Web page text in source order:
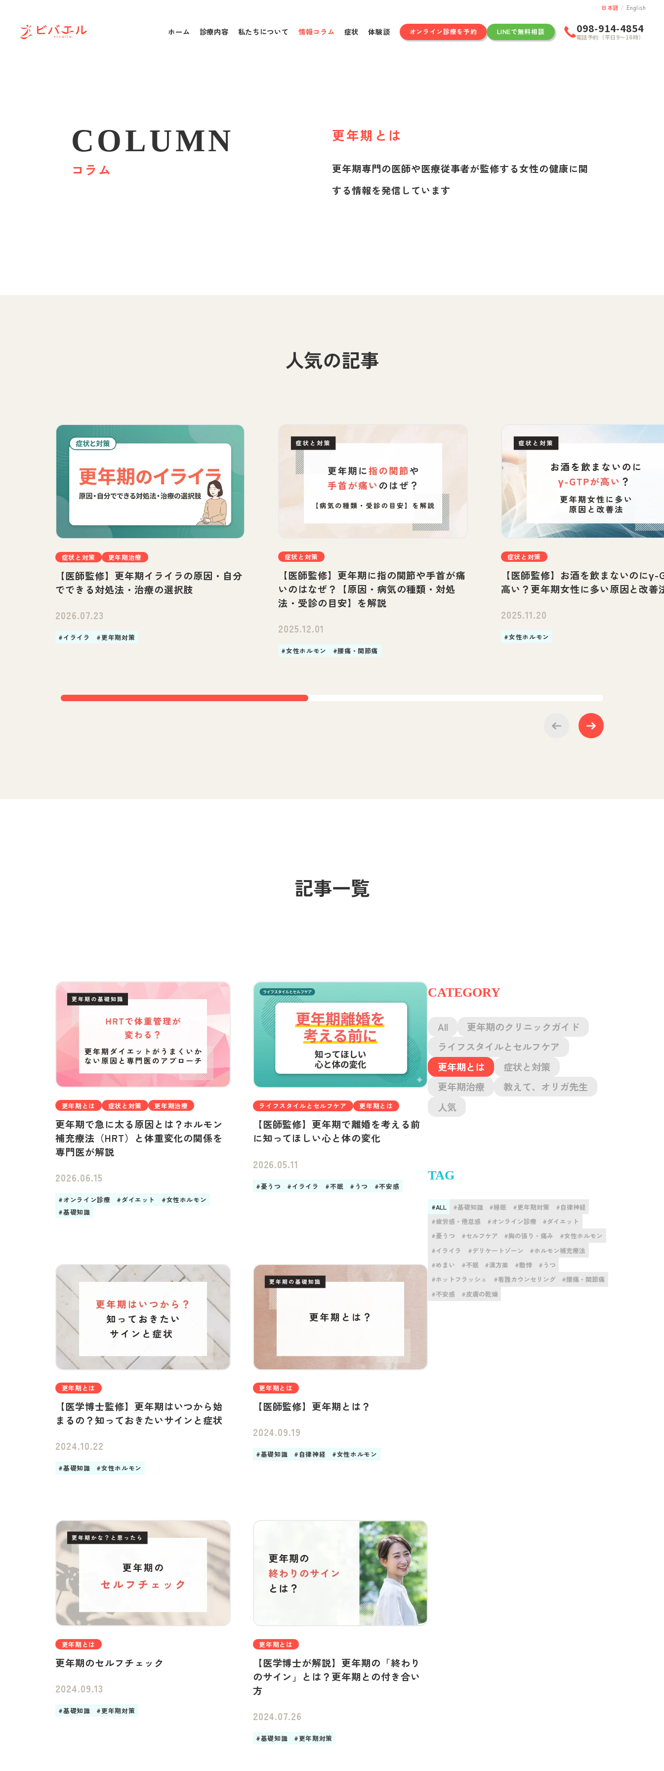
日本語 / English
ホーム 診療内容 私たちについて 情報コラム 症状 体験談 オンライン診療を予約 LINEで無料相談 098-914-4854
電話予約（平日9〜16時）
COLUMN
コラム
更年期とは
更年期専門の医師や医療従事者が監修する女性の健康に関
する情報を発信しています
人気の記事
症状と対策 更年期治療
【医師監修】更年期イライラの原因・自分
でできる対処法・治療の選択肢
2026.07.23
#イライラ #更年期対策
症状と対策
【医師監修】更年期に指の関節や手首が痛
いのはなぜ？【原因・病気の種類・対処
法・受診の目安】を解説
2025.12.01
#女性ホルモン #腰痛・関節痛
症状と対策
【医師監修】お酒を飲まないのにγ-
高い？更年期女性に多い原因と改善
2025.11.20
#女性ホルモン
記事一覧
更年期とは 症状と対策 更年期治療
更年期で急に太る原因とは？ホルモン
補充療法（HRT）と体重変化の関係を
専門医が解説
2026.06.15
#オンライン診療 #ダイエット
#女性ホルモン
#基礎知識
ライフスタイルとセルフケア 更年期とは
【医師監修】更年期で離婚を考える前
に知ってほしい心と体の変化
2026.05.11
#憂うつ #イライラ #不眠 #うつ #不安感
更年期とは
【医学博士監修】更年期はいつから始
まるの？知っておきたいサインと症状
2024.10.22
#基礎知識 #女性ホルモン
更年期とは
【医師監修】更年期とは？
2024.09.19
#基礎知識 #自律神経 #女性ホルモン
更年期とは
更年期のセルフチェック
2024.09.13
#基礎知識 #更年期対策
更年期とは
【医学博士が解説】更年期の「終わり
のサイン」とは？更年期との付き合い
方
2024.07.26
#基礎知識 #更年期対策
CATEGORY
All
更年期のクリニックガイド
ライフスタイルとセルフケア
更年期とは
症状と対策
更年期治療
教えて、オリガ先生
人気
TAG
#ALL #基礎知識 #睡眠 #更年期対策
#自律神経
#疲労感・倦怠感
#オンライン診療
#ダイエット
#憂うつ
#セルフケア #胸の張り・痛み
#女性ホルモン
#イライラ
#デリケートゾーン
#ホルモン補充療法
#めまい
#不眠 #漢方薬 #動悸
#うつ
#ホットフラッシュ
#看護カウンセリング
#腰痛・関節痛
#不安感
#皮膚の乾燥